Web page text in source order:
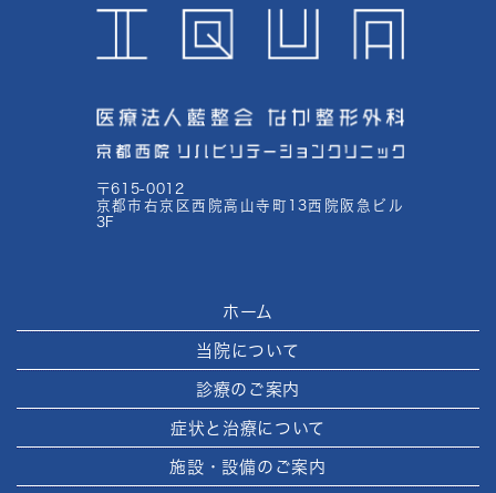
〒615-0012
京都市右京区西院高山寺町13西院阪急ビル
3F
ホーム
当院について
診療のご案内
症状と治療について
施設・設備のご案内